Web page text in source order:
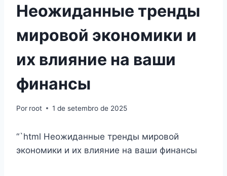
Неожиданные тренды
мировой экономики и
их влияние на ваши
финансы
Por root 1 de setembro de 2025
“`html Неожиданные тренды мировой
экономики и их влияние на ваши финансы